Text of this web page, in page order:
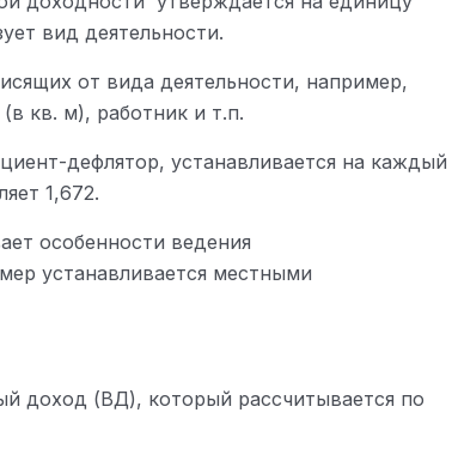
вид деятельности.
от вида деятельности, например,
кв. м), работник и т.п.
дефлятор, устанавливается на каждый
1,672.
особенности ведения
устанавливается местными
доход (ВД), который рассчитывается по